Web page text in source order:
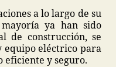
a lo largo de su
ya han sido
de construcción, se
equipo eléctrico para
y seguro.